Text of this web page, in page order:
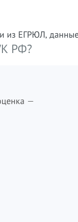
из ЕГРЮЛ,
РФ?
—